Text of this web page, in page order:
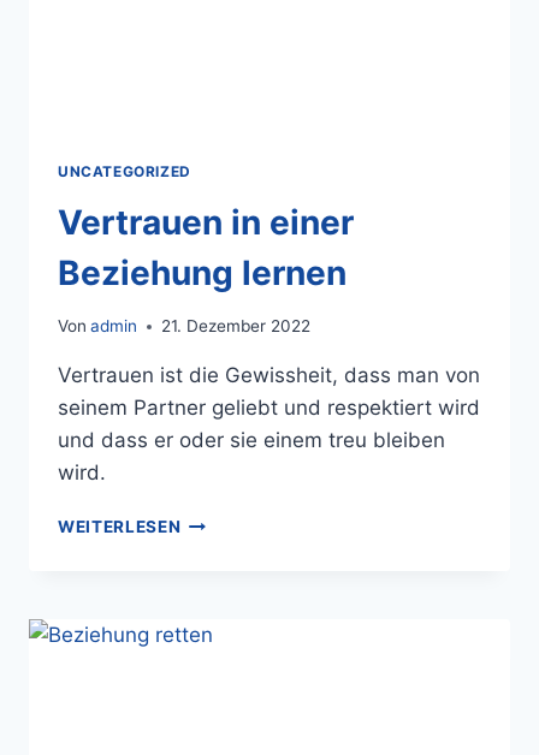
UNCATEGORIZED
Vertrauen in einer
Beziehung lernen
Von admin 21. Dezember 2022
Vertrauen ist die Gewissheit, dass man von
seinem Partner geliebt und respektiert wird
und dass er oder sie einem treu bleiben
wird.
WEITERLESEN